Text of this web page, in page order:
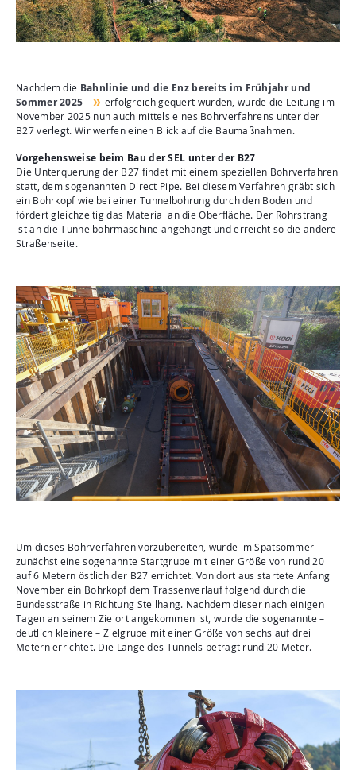
Nachdem die Bahnlinie und die Enz bereits im Frühjahr und
Sommer 2025
erfolgreich gequert wurden, wurde die Leitung im
November 2025 nun auch mittels eines Bohrverfahrens unter der
B27 verlegt. Wir werfen einen Blick auf die Baumaßnahmen.
Vorgehensweise beim Bau der SEL unter der B27
Die Unterquerung der B27 findet mit einem speziellen Bohrverfahren
statt, dem sogenannten Direct Pipe. Bei diesem Verfahren gräbt sich
ein Bohrkopf wie bei einer Tunnelbohrung durch den Boden und
fördert gleichzeitig das Material an die Oberfläche. Der Rohrstrang
ist an die Tunnelbohrmaschine angehängt und erreicht so die andere
Straßenseite.
Um dieses Bohrverfahren vorzubereiten, wurde im Spätsommer
zunächst eine sogenannte Startgrube mit einer Größe von rund 20
auf 6 Metern östlich der B27 errichtet. Von dort aus startete Anfang
November ein Bohrkopf dem Trassenverlauf folgend durch die
Bundesstraße in Richtung Steilhang. Nachdem dieser nach einigen
Tagen an seinem Zielort angekommen ist, wurde die sogenannte –
deutlich kleinere – Zielgrube mit einer Größe von sechs auf drei
Metern errichtet. Die Länge des Tunnels beträgt rund 20 Meter.